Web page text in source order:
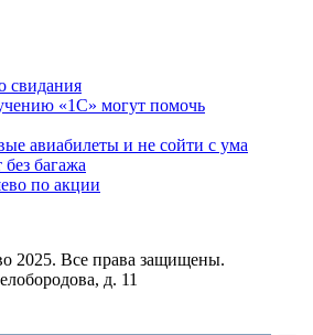
свидания
«1С» могут помочь
авиабилеты и не сойти с ума
багажа
по акции
2025. Все права защищены.
д. 11